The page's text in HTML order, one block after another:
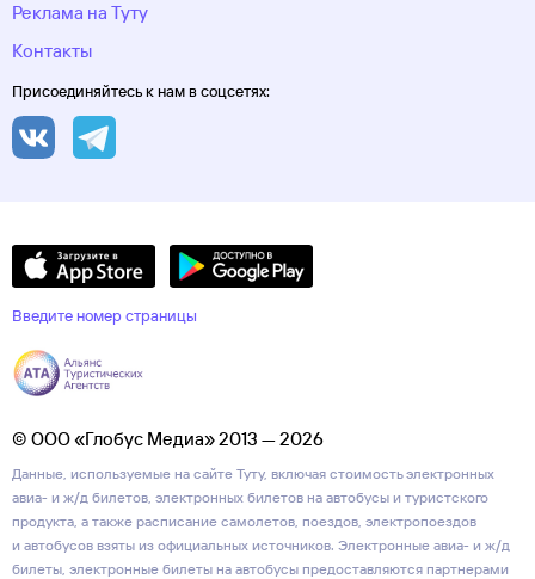
Реклама на Туту
Контакты
Присоединяйтесь к нам в соцсетях:
Введите номер страницы
© ООО «Глобус Медиа» 2013 — 2026
Данные, используемые на сайте Туту, включая стоимость электронных
авиа- и ж/д билетов, электронных билетов на автобусы и туристского
продукта, а также расписание самолетов, поездов, электропоездов
и автобусов взяты из официальных источников. Электронные авиа- и ж/д
билеты, электронные билеты на автобусы предоставляются партнерами